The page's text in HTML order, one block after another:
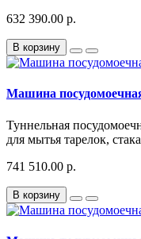
632 390.00 р.
В корзину
Машина
Туннельная
для мытья тарелок,
741 510.00 р.
В корзину